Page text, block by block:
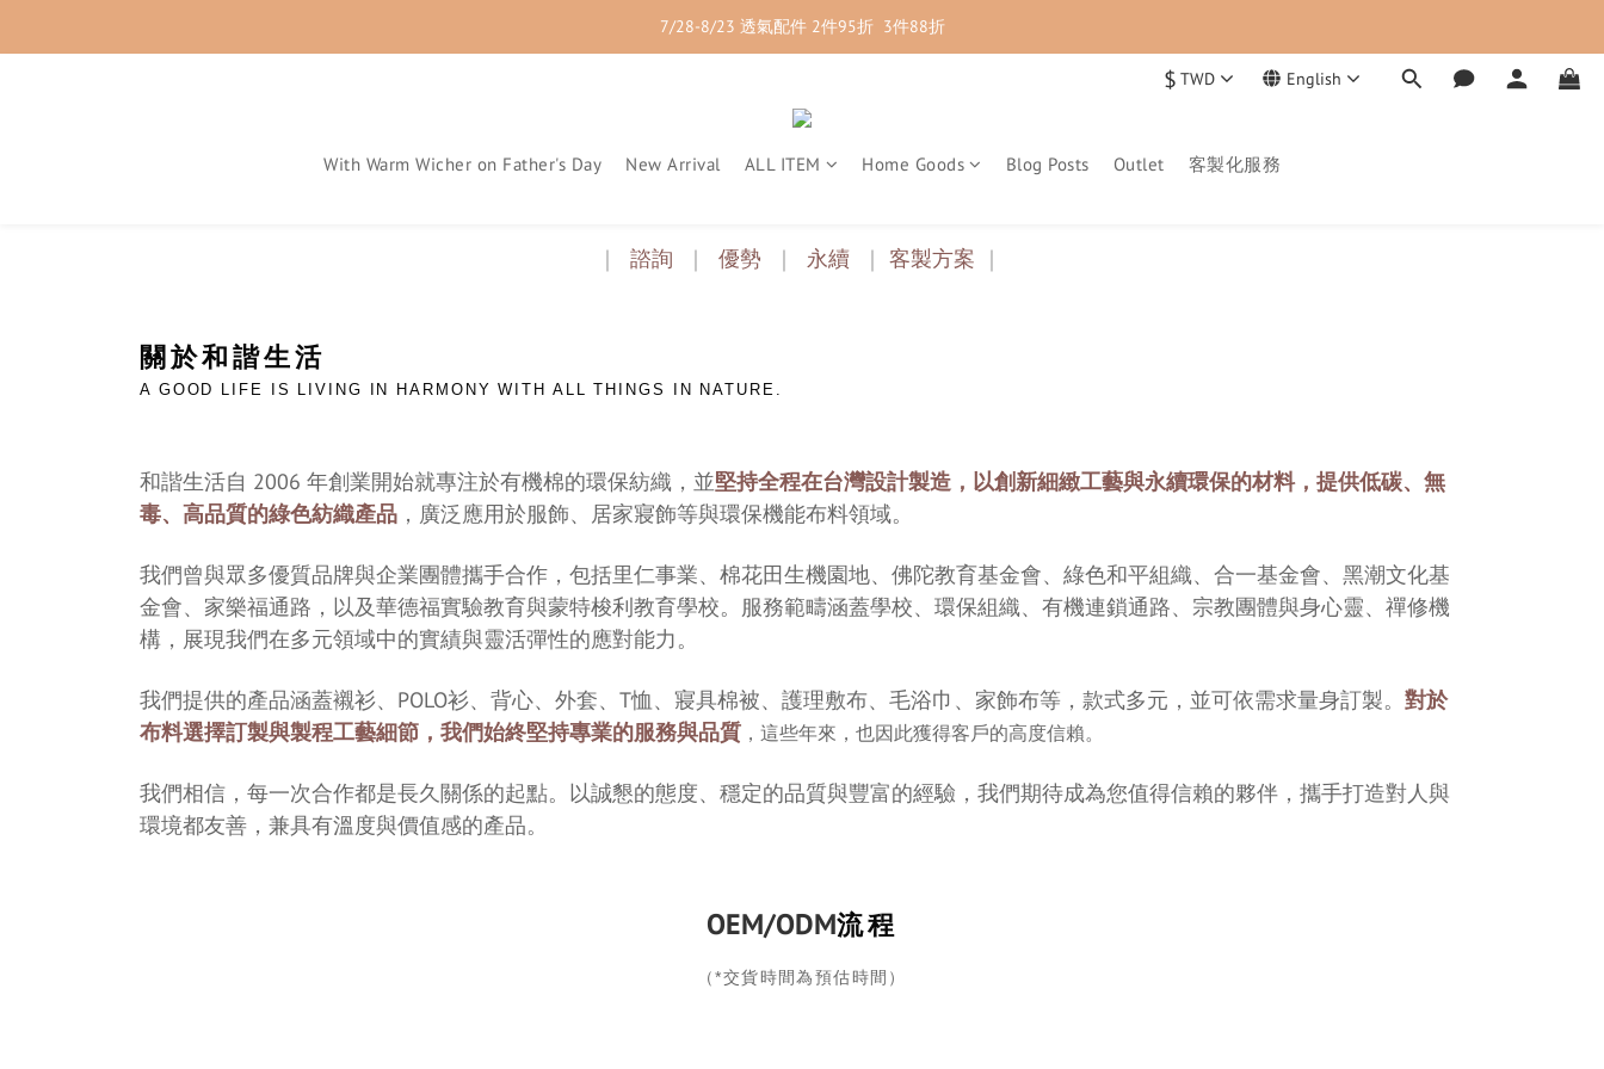
7/28-8/23 紳士內著 2件9折
7/28-8/23 透氣配件 2件95折  3件88折
$ TWD English
With Warm Wicher on Father's Day New Arrival ALL ITEM Home Goods Blog Posts Outlet 客製化服務
｜ 諮詢 ｜ 優勢 ｜ 永續 ｜ 客製方案 ｜
關於和諧生活
A GOOD LIFE IS LIVING IN HARMONY WITH ALL THINGS IN NATURE.
和諧生活自 2006 年創業開始就專注於有機棉的環保紡織，並堅持全程在台灣設計製造，以創新細緻工藝與永續環保的材料，提供低碳、無
毒、高品質的綠色紡織產品 ，廣泛應用於服飾、居家寢飾等與環保機能布料領域。
我們曾與眾多優質品牌與企業團體攜手合作，包括里仁事業、棉花田生機園地、佛陀教育基金會、綠色和平組織、合一基金會、黑潮文化基
金會、家樂福通路，以及華德福實驗教育與蒙特梭利教育學校。服務範疇涵蓋學校、環保組織、有機連鎖通路、宗教團體與身心靈、禪修機
構，展現我們在多元領域中的實績與靈活彈性的應對能力。
我們提供的產品涵蓋襯衫、POLO衫、背心、外套、T恤、寢具棉被、護理敷布、毛浴巾、家飾布等，款式多元，並可依需求量身訂製。 對於
布料選擇訂製與製程工藝細節，我們始終堅持專業的服務與品質 ，這些年來，也因此獲得客戶的高度信賴。
我們相信，每一次合作都是長久關係的起點。以誠懇的態度、穩定的品質與豐富的經驗，我們期待成為您值得信賴的夥伴，攜手打造對人與
環境都友善，兼具有溫度與價值感的產品。
OEM/ODM流程
（*交貨時間為預估時間）